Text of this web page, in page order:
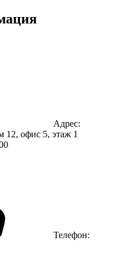
Адрес:
12, офис 5, этаж 1
Телефон: